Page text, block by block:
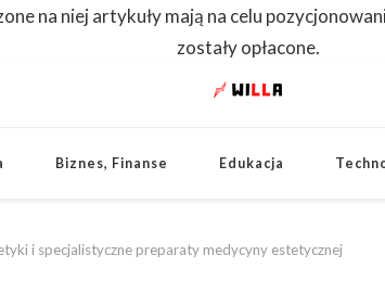
na niej artykuły mają na celu
zostały opłacone.
Biznes, Finanse Edukacja
i specjalistyczne preparaty medycyny estetycznej